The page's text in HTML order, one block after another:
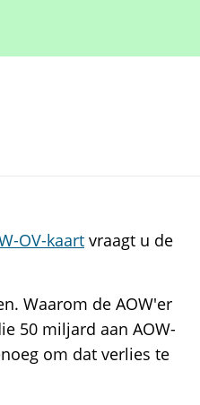
OV-kaart vraagt u de
Waarom de AOW'er
50 miljard aan AOW-
om dat verlies te